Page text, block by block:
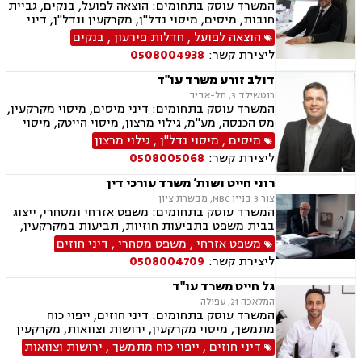
המשרד עוסק בתחומים: הוצאה לפועל, בנקים, גביית
חובות, מיסים, מיסוי נדל"ן, מקרקעין ונדל"ן, דיני
משפחה, מזונות, ביטוח לאומי, ירושות וצוואות, ייפוי
כוח מתמשך, חדלות פירעון.
הוצאה לפועל , חדלות פירעון, בנקים
ליצירת קשר: 0508004938
דולב זורע משרד עו"ד
רוטשילד 3, תל-אביב
המשרד עוסק בתחומים: דיני מיסים, מיסוי מקרקעין,
מס הכנסה, מע"מ, גילוי מרצון, מיסוי הייטק, מיסוי
שוק ההון, מיסוי בינלאומי
מיסים , מיסוי נדל"ן,גילוי מרצון
ליצירת קשר: 0508005068
רוני חייט ושות’ משרד עורכי דין
צור 3 בניין MBC, מבשרת ציון
המשרד עוסק בתחומים: משפט אזרחי ומסחרי, ייצוג
בבית משפט בתביעות חוזיות, תביעות במקרקעין,
ענייני ירושות וצוואות, דיני עבודה, נזיקין, עסקאות
נדל"ן, מכר דירה, ייפוי כוח מתמשך
משפט אזרחי , משפט מסחרי, דיני חוזים
ליצירת קשר: 0508004709
גל חייט משרד עו"ד
המלאכה 21, עפולה
המשרד עוסק בתחומים: דיני חוזים, ייפוי כוח
מתמשך, מיסוי מקרקעין, ירושות וצוואות, מקרקעין
ונדל"ן, עסקאות מכר דירה, נדל"ן מסחרי, הסכמי
דיני חוזים , ייפוי כוח מתמשך, ירושות וצוואות